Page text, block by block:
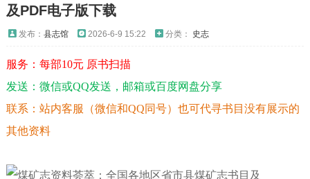
古籍
考古
及PDF电子版下载
发布： 县志馆 2026-6-9 15:22 分类： 史志
服务：每部10元 原书扫描
发送：微信或QQ发送，邮箱或百度网盘分享
联系：站内客服（微信和QQ同号）也可代寻书目没有展示的
其他资料